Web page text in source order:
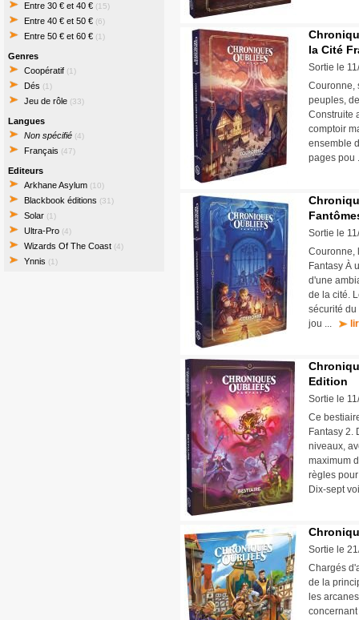
Entre 30 € et 40 € (15)
Entre 40 € et 50 € (6)
Entre 50 € et 60 € (1)
Genres
Coopératif (1)
Dés (1)
Jeu de rôle (33)
Langues
Non spécifié (4)
Français (47)
Editeurs
Arkhane Asylum (10)
Blackbook éditions (31)
Solar (1)
Ultra-Pro (4)
Wizards Of The Coast (4)
Ynnis (1)
la Cité
Sortie le
Couronne,
peuples,
Construite
comptoir
ensemble
pages
Sortie le
Couronne,
Fantasy À
d'une
de la cité.
sécurité du
jou ...
Edition
Sortie le
Ce
Fantasy 2.
niveaux,
maximum
règles
Dix-sept
Sortie le
Chargés
de la
les